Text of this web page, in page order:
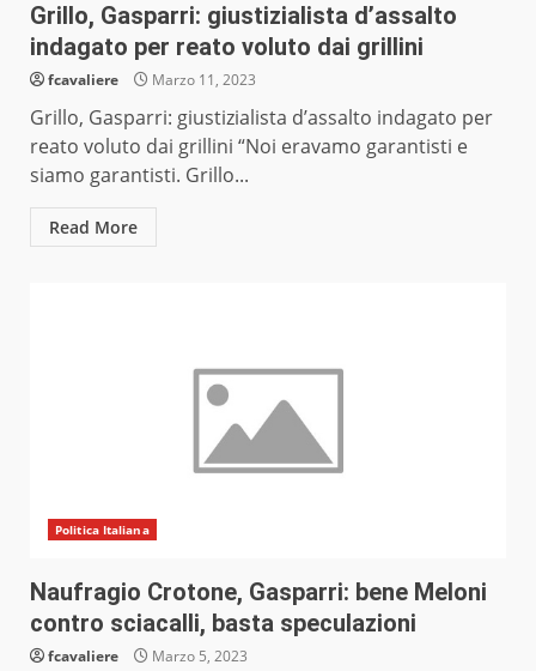
Grillo, Gasparri: giustizialista d’assalto
indagato per reato voluto dai grillini
fcavaliere Marzo 11, 2023
Grillo, Gasparri: giustizialista d’assalto indagato per
reato voluto dai grillini “Noi eravamo garantisti e
siamo garantisti. Grillo...
Read More
Politica Italiana
Naufragio Crotone, Gasparri: bene Meloni
contro sciacalli, basta speculazioni
fcavaliere Marzo 5, 2023